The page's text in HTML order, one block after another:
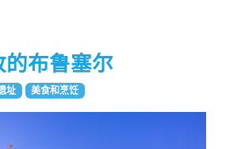
的布鲁塞尔
址 美食和烹饪